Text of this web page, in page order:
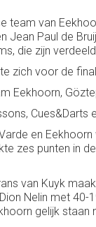
team van
Jean Paul de
die zijn
zich voor de
Eekhoorn,
Cues&Darts
en
zes punten in
van Kuyk
Nelin met
gelijk